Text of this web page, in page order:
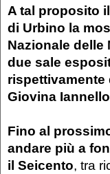
A tal proposito
di Urbino la
Nazionale delle
due sale
rispettivamente
Giovina
Fino al
andare più a
il Seicento, tra